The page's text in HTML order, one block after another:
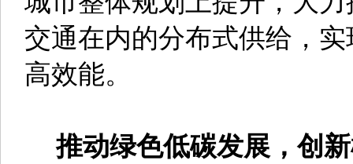
交通在内的分布式供给，
高效能。
推动绿色低碳发展，创